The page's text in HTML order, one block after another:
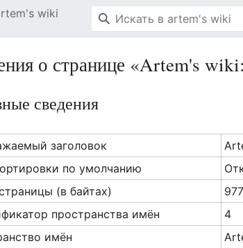
о странице «Artem's
сведения
заголовок
по умолчанию
(в байтах)
977
пространства имён
4
имён